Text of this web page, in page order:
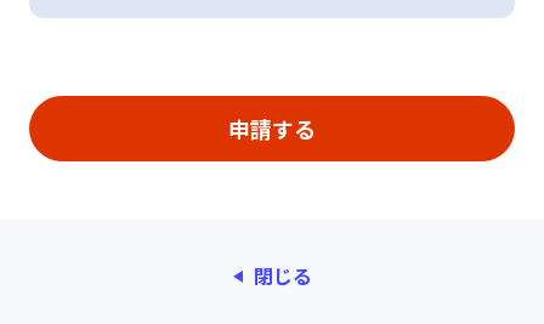
閉じる